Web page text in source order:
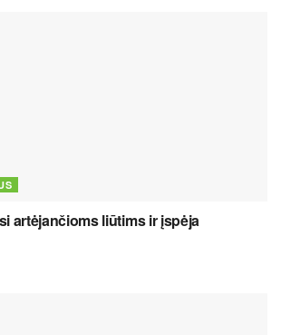
artėjančioms liūtims ir įspėja